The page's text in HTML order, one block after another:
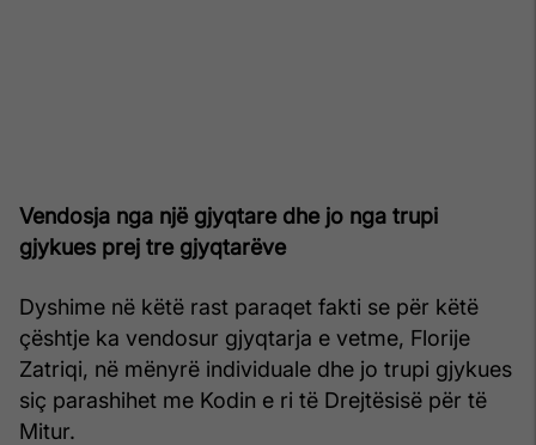
Vendosja nga një gjyqtare dhe jo nga trupi
gjykues prej tre gjyqtarëve
Dyshime në këtë rast paraqet fakti se për këtë
çështje ka vendosur gjyqtarja e vetme, Florije
Zatriqi, në mënyrë individuale dhe jo trupi gjykues
siç parashihet me Kodin e ri të Drejtësisë për të
Mitur.